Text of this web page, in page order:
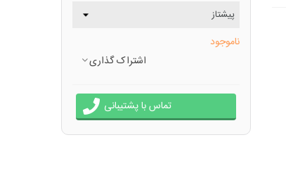
ناموجود
اشتراک گذاری
تماس با پشتیبانی